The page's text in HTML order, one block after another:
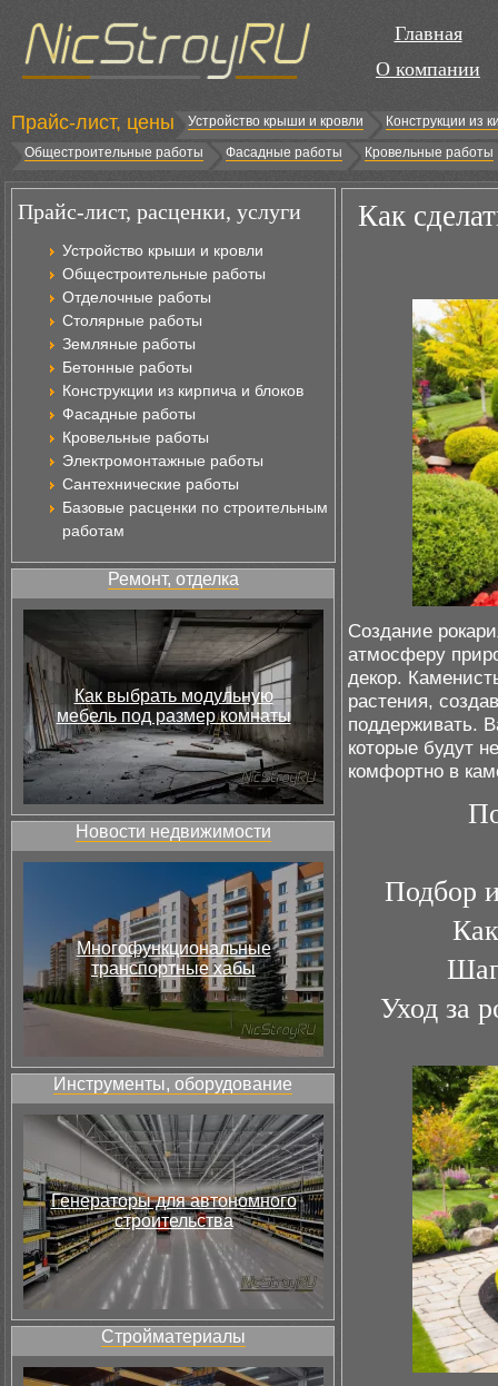
Главная
О компании
Прайс-лист, цены Устройство крыши и кровли
Конструкции из
Общестроительные работы
Фасадные работы Кровельные работы
Прайс-лист, расценки, услуги
Устройство крыши и кровли
Общестроительные работы
Отделочные работы
Столярные работы
Земляные работы
Бетонные работы
Конструкции из кирпича и блоков
Фасадные работы
Кровельные работы
Электромонтажные работы
Сантехнические работы
Базовые расценки по строительным
работам
Ремонт, отделка
Как выбрать модульную
мебель под размер комнаты
Новости недвижимости
Многофункциональные
транспортные хабы
Инструменты, оборудование
Генераторы для автономного
строительства
Стройматериалы
Как
Создание
атмосферу
декор.
растения,
поддерживать.
которые будут
комфортно в
Подбор
Уход за